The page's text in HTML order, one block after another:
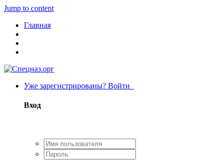
Jump to content
Главная
Уже зарегистрированы? Войти
Вход